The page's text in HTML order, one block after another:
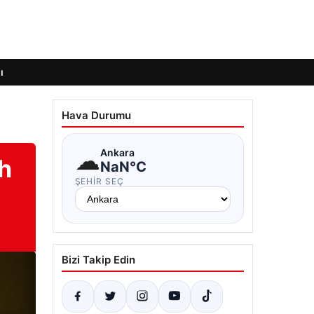
Hava Durumu
☁Ankara
NaN°C
ŞEHIR SEÇ
Bizi Takip Edin